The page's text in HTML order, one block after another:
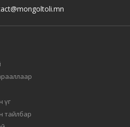
үг
тайлбар